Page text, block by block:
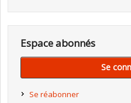
Espace abonnés
Se
Se réabonner